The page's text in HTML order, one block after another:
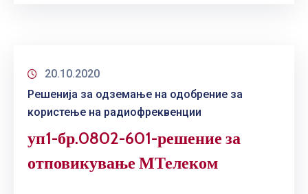
20.10.2020
Решенија за одземање на одобрение за
користење на радиофреквенции
уп1-бр.0802-601-решение за
отповикување МТелеком